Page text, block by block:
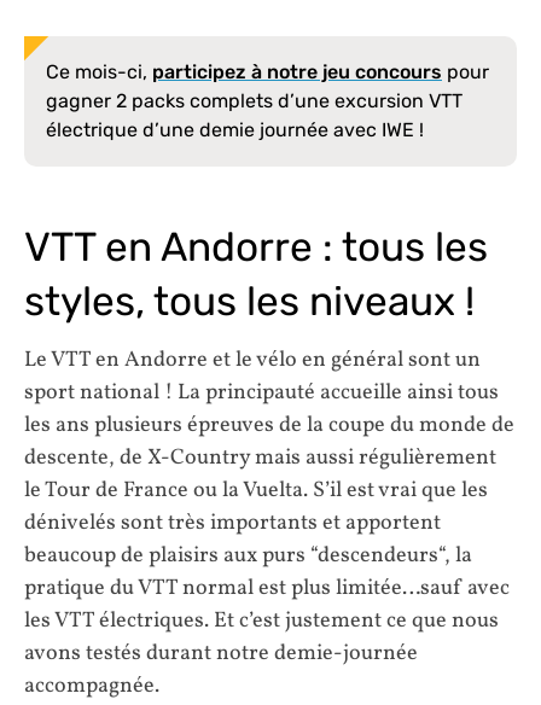
Ce mois-ci, participez à notre jeu concours pour
gagner 2 packs complets d’une excursion VTT
électrique d’une demie journée avec IWE !
VTT en Andorre : tous les
styles, tous les niveaux !
Le VTT en Andorre et le vélo en général sont un
sport national ! La principauté accueille ainsi tous
les ans plusieurs épreuves de la coupe du monde de
descente, de X-Country mais aussi régulièrement
le Tour de France ou la Vuelta. S’il est vrai que les
dénivelés sont très importants et apportent
beaucoup de plaisirs aux purs “descendeurs“, la
pratique du VTT normal est plus limitée…sauf avec
les VTT électriques. Et c’est justement ce que nous
avons testés durant notre demie-journée
accompagnée.